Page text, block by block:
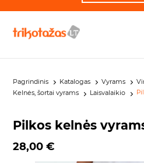
Pagrindinis Katalogas Vyrams
Kelnės, šortai vyrams
Laisvalaikio
Pilkos kelnės
28,00 €